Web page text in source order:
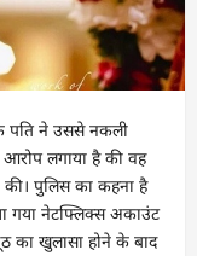
पति ने उससे नकली
आरोप लगाया है की वह
पुलिस का कहना है
गया नेटफ्लिक्स अकाउंट
का खुलासा होने के बाद